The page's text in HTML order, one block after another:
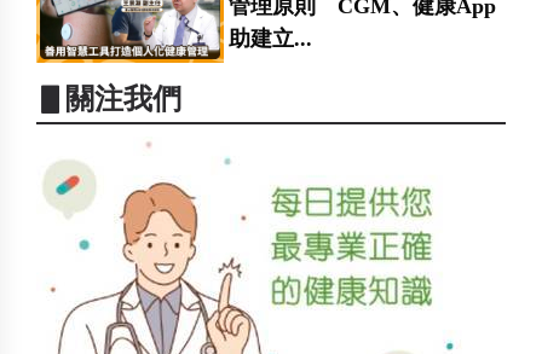
管理原則 CGM、健康App
助建立...
▋關注我們